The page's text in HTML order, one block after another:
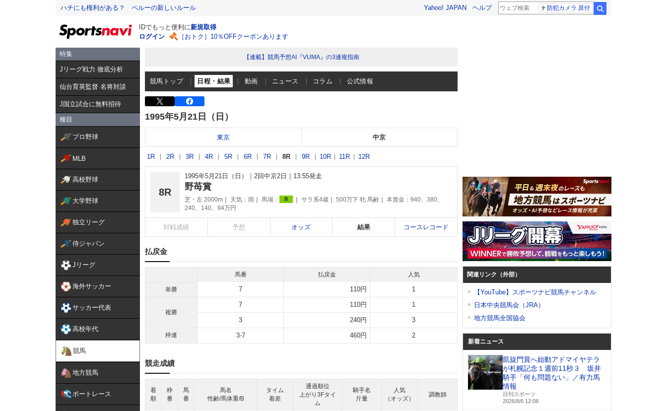
ハチにも権利がある？ ペルーの新しいルール Yahoo! JAPAN ヘルプ 防犯カメラ 原付
IDでもっと便利に新規取得
ログイン
［おトク］10％OFFクーポンあります
特集
Jリーグ戦力 徹底分析
仙台育英監督 名将対談
J国立試合に無料招待
種目
プロ野球
MLB
高校野球
大学野球
独立リーグ
侍ジャパン
Jリーグ
海外サッカー
サッカー代表
高校年代
競馬
地方競馬
ボートレース
【連載】競馬予想AI『VUMA』の3連複指南
競馬トップ 日程・結果 動画 ニュース コラム 公式情報
1995年5月21日（日）
東京 中京
1R 2R 3R 4R 5R 6R 7R 8R 9R 10R 11R 12R
8R
1995年5月21日（日） 2回中京2日 13:55発走
野苺賞
芝・左 2000m 天気： 雨 馬場： 良 サラ系4歳 500万下 牝 馬齢
本賞金：940、380、
240、140、94万円
対戦成績 予想 オッズ 結果 コースレコード
払戻金
馬番 払戻金 人気
単勝 7 110円 1
複勝
7 110円 1
3 240円 3
枠連 3-7 460円 2
競走成績
着
順
枠
番
馬
番
馬名
性齢/馬体重/B
タイム
着差
通過順位
上がり3Fタイ
ム
騎手名
斤量
人気
（オッズ）
調教師
関連リンク（外部）
【YouTube】スポーツナビ競馬チャンネル
日本中央競馬会（JRA）
地方競馬全国協会
新着ニュース
凱旋門賞へ始動アドマイヤテラ
が札幌記念１週前11秒３ 坂井
騎手「何も問題ない」／有力馬
情報
日刊スポーツ
2026/8/6 12:08